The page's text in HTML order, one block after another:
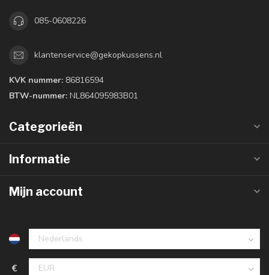
085-0608226
klantenservice@gekopkussens.nl
KVK nummer: 86816594
BTW-nummer: NL864095983B01
Categorieën
Informatie
Mijn account
€